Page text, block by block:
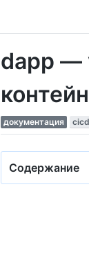
dapp —
документация cicd
Содержание